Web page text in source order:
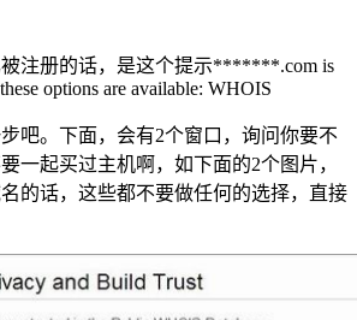
注册的话，是这个提示*******.com is
options are available: WHOIS
吧。下面，会有2个窗口，询问你要不
一起买过主机啊，如下面的2个图片，
的话，这些都不要做任何的选择，直接